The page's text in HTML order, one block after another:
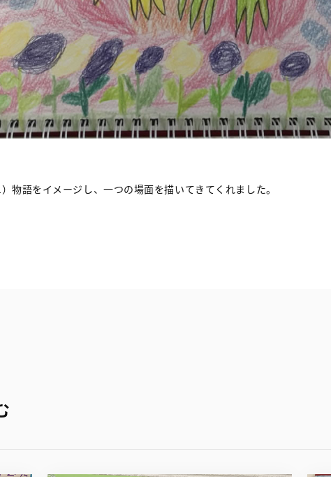
物語をイメージし、一つの場面を描いてきてくれました。